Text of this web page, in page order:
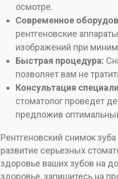
осмотре.
Современное
рентгеновские
изображений при
Быстрая процедура:
позволяет вам не
Консультация
стоматолог проведет
предложив
Рентгеновский снимок
развитие серьезных
здоровье ваших зубов на
здоровье, запишитесь на